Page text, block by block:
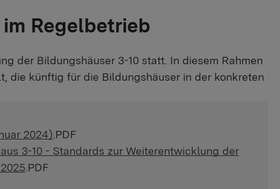
Regelbetrieb
der Bildungshäuser 3-10 statt. In diesem Rahmen
die künftig für die Bildungshäuser in der konkreten
2024).PDF
3-10 - Standards zur Weiterentwicklung der
.PDF